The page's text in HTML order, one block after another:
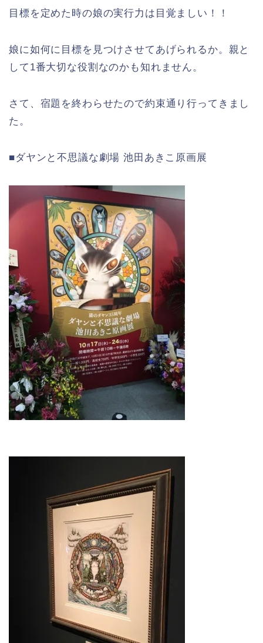
目標を定めた時の娘の実行力は目覚ましい！！
娘に如何に目標を見つけさせてあげられるか。親と
して1番大切な役割なのかも知れません。
さて、宿題を終わらせたので約束通り行ってきまし
た。
■ダヤンと不思議な劇場 池田あきこ原画展